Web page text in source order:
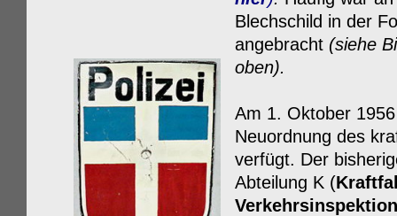
Blechschild in der
angebracht (siehe
oben).
Am 1. Oktober
Neuordnung des
verfügt. Der
Abteilung K (
Verkehrsinspektion